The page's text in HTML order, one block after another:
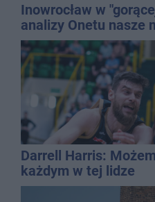
Inowrocław w
analizy Onetu nasze
najbardziej
Darrell Harris:
każdym w tej lidze